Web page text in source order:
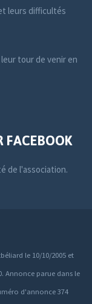
leurs difficultés
tour de venir en
FACEBOOK
de l'association.
le 10/10/2005 et
Annonce parue dans le
d'annonce 374